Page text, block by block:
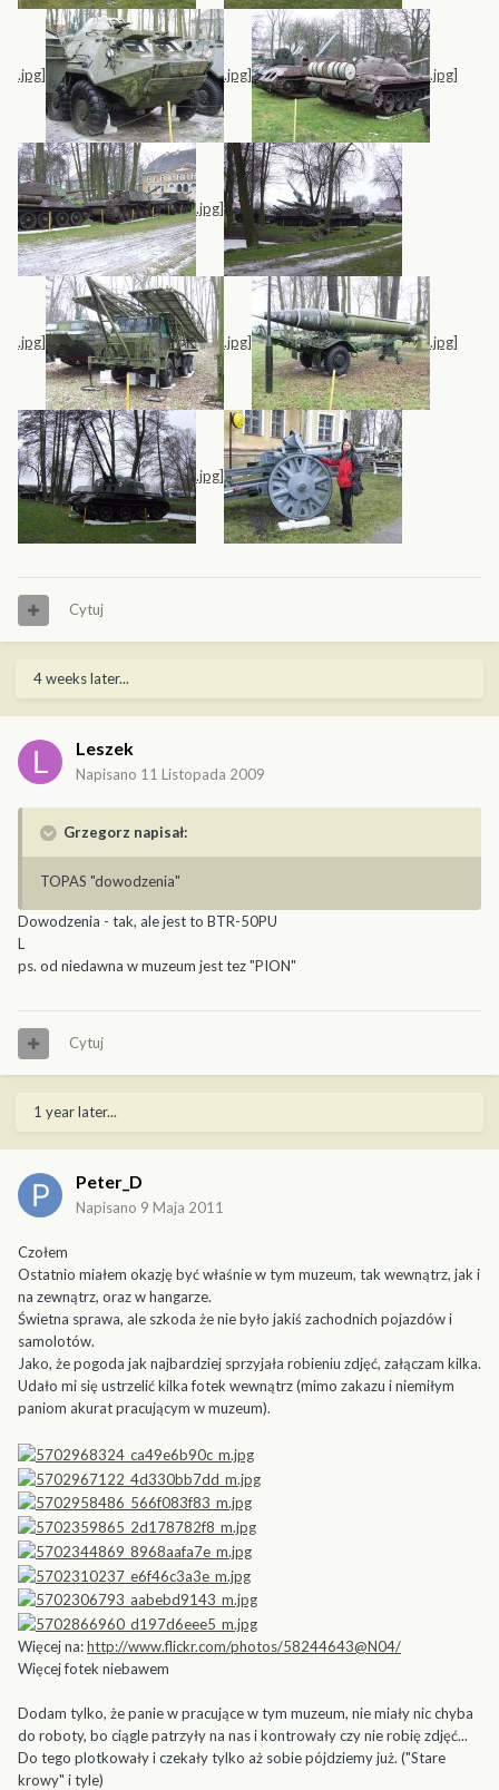
.jpg] .jpg] .jpg]
.jpg]
.jpg] .jpg] .jpg]
.jpg]
Cytuj
4 weeks later...
Leszek
Napisano 11 Listopada 2009
Grzegorz napisał:
TOPAS "dowodzenia"
Dowodzenia - tak, ale jest to BTR-50PU
L
ps. od niedawna w muzeum jest tez "PION"
Cytuj
1 year later...
Peter_D
Napisano 9 Maja 2011
Czołem
Ostatnio miałem okazję być właśnie w tym muzeum, tak wewnątrz, jak i
na zewnątrz, oraz w hangarze.
Świetna sprawa, ale szkoda że nie było jakiś zachodnich pojazdów i
samolotów.
Jako, że pogoda jak najbardziej sprzyjała robieniu zdjęć, załączam kilka.
Udało mi się ustrzelić kilka fotek wewnątrz (mimo zakazu i niemiłym
paniom akurat pracującym w muzeum).
Więcej na:http://www.flickr.com/photos/58244643@N04/
Więcej fotek niebawem
Dodam tylko, że panie w pracujące w tym muzeum, nie miały nic chyba
do roboty, bo ciągle patrzyły na nas i kontrowały czy nie robię zdjęć...
Do tego plotkowały i czekały tylko aż sobie pójdziemy już. ("Stare
krowy" i tyle)